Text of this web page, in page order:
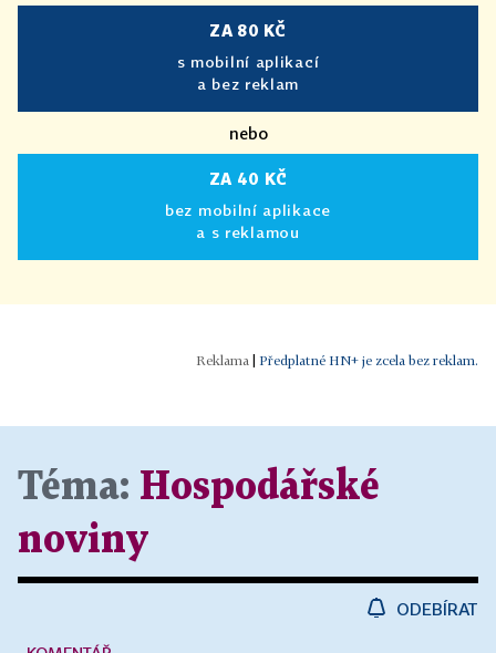
ZA 80 KČ
s mobilní aplikací
a bez reklam
nebo
ZA 40 KČ
bez mobilní aplikace
a s reklamou
| Předplatné HN+ je zcela bez reklam.
Téma: Hospodářské
noviny
ODEBÍRAT